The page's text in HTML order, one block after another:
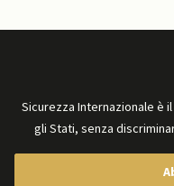
Sicurezza Internazionale è
gli Stati, senza